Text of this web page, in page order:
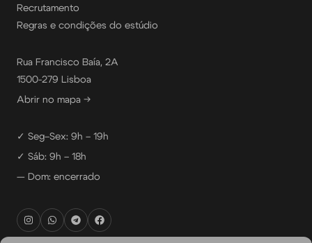
Recrutamento
Regras e condições do estúdio
Rua Francisco Baía, 2A
1500-279 Lisboa
Abrir no mapa →
✓ Seg–Sex: 9h – 19h
✓ Sáb: 9h – 18h
— Dom: encerrado